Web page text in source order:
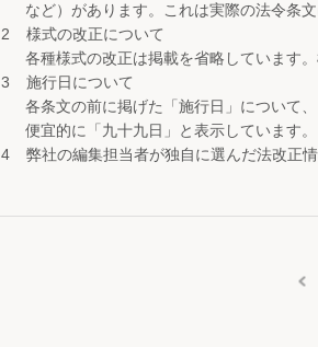
など）があります。これは実際の法令条
様式の改正について
各種様式の改正は掲載を省略しています
施行日について
各条文の前に掲げた「施行日」について
便宜的に「九十九日」と表示しています。
弊社の編集担当者が独自に選んだ法改正